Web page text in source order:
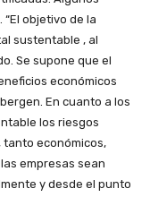
objetivo de la
sustentable , al
Se supone que el
económicos
En cuanto a los
los riesgos
económicos,
empresas sean
y desde el punto